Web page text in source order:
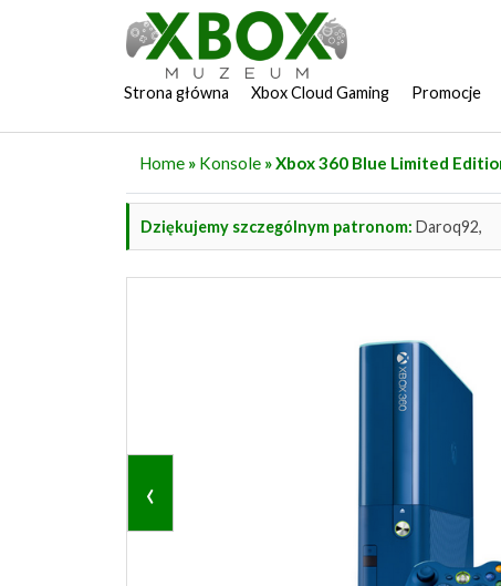
Strona główna Xbox Cloud Gaming Promocje
Home » Konsole » Xbox 360 Blue Limited
Dziękujemy szczególnym patronom: Daroq92,
‹